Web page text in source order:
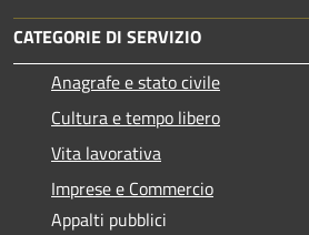
CATEGORIE DI SERVIZIO
Anagrafe e stato civile
Cultura e tempo libero
Vita lavorativa
Imprese e Commercio
Appalti pubblici